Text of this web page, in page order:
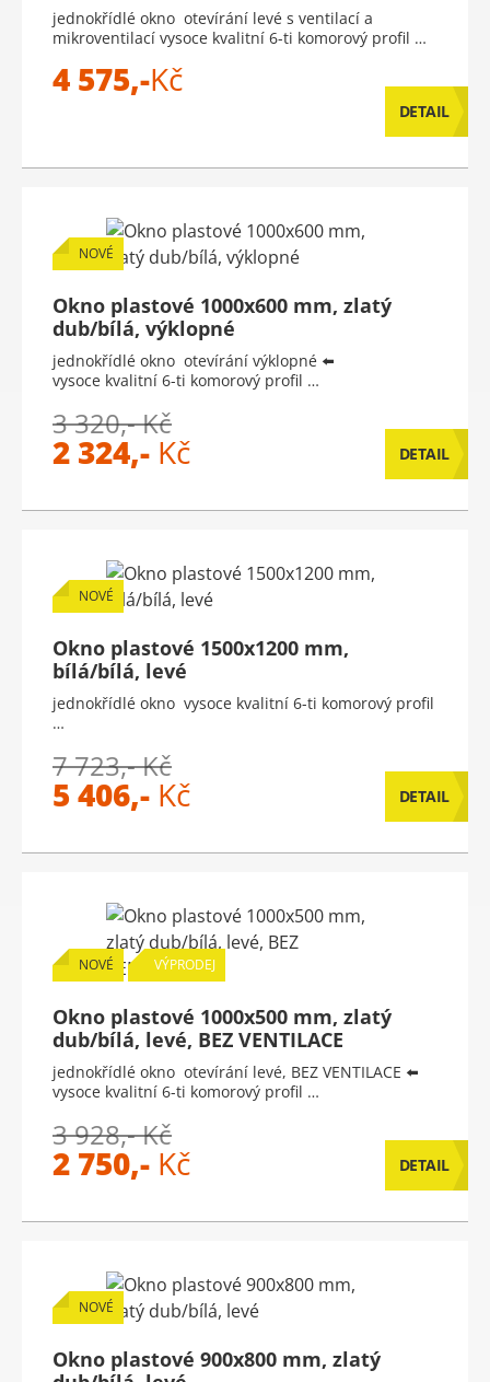
jednokřídlé okno otevírání levé s ventilací a
mikroventilací vysoce kvalitní 6-ti komorový profil …
4 575,-Kč
DETAIL
NOVÉ
Okno plastové 1000x600 mm, zlatý
dub/bílá, výklopné
jednokřídlé okno otevírání výklopné ⬅️
vysoce kvalitní 6-ti komorový profil …
3 320,- Kč
2 324,- Kč DETAIL
NOVÉ
Okno plastové 1500x1200 mm,
bílá/bílá, levé
jednokřídlé okno vysoce kvalitní 6-ti komorový profil
…
7 723,- Kč
5 406,- Kč DETAIL
NOVÉ VÝPRODEJ
Okno plastové 1000x500 mm, zlatý
dub/bílá, levé, BEZ VENTILACE
jednokřídlé okno otevírání levé, BEZ VENTILACE ⬅️
vysoce kvalitní 6-ti komorový profil …
3 928,- Kč
2 750,- Kč DETAIL
NOVÉ
Okno plastové 900x800 mm, zlatý